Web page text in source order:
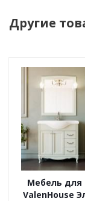
Другие
Мебель для
ValenHouse